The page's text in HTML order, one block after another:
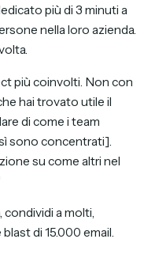
più di 3 minuti a
nella loro azienda.
più coinvolti. Non con
hai trovato utile il
di come i team
sono concentrati].
su come altri nel
condividi a molti,
di 15.000 email.